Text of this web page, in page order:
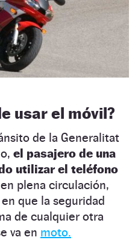
usar el móvil?
de la Generalitat
el pasajero de una
utilizar el teléfono
plena circulación,
que la seguridad
de cualquier otra
va en moto.